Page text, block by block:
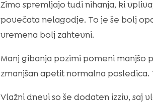
Zimo spremljajo tudi nihanja, ki
povečata nelagodje. To je še bolj
vremena bolj zahtevni.
Manj gibanja pozimi pomeni manjšo
zmanjšan apetit normalna posledica.
Vlažni dnevi so še dodaten izziv, saj